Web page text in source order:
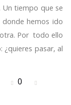
Un tiempo que se
donde hemos ido
Por todo ello
pasar, al
0